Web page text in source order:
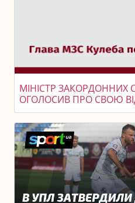
МІНІСТР ЗАКОРДОННИХ
ОГОЛОСИВ ПРО СВОЮ